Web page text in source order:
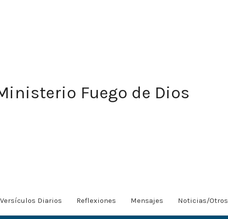
Fuego de Dios
Versículos Diarios Reflexiones Mensajes Noticias/Otros